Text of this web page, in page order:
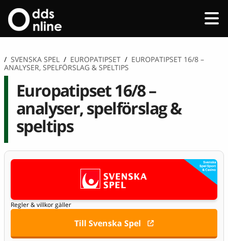
/ SVENSKA SPEL / EUROPATIPSET / EUROPATIPSET 16/8 –
ANALYSER, SPELFÖRSLAG & SPELTIPS
Europatipset 16/8 –
analyser, spelförslag &
speltips
Regler & villkor gäller
Till Svenska Spel